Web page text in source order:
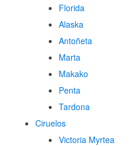
Florida
Alaska
Antoñeta
Marta
Makako
Penta
Tardona
Ciruelos
Victoria Myrtea